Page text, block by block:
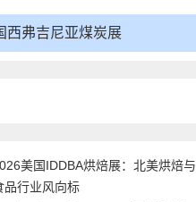
西弗吉尼亚煤炭展
美国IDDBA烘焙展：北美烘焙与
品行业风向标